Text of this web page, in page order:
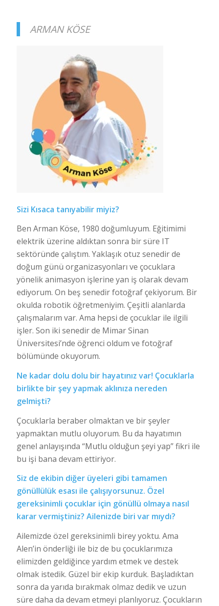
ARMAN KÖSE
Sizi Kısaca tanıyabilir miyiz?
Ben Arman Köse, 1980 doğumluyum. Eğitimimi
elektrik üzerine aldıktan sonra bir süre IT
sektöründe çalıştım. Yaklaşık otuz senedir de
doğum günü organizasyonları ve çocuklara
yönelik animasyon işlerine yan iş olarak devam
ediyorum. On beş senedir fotoğraf çekiyorum. Bir
okulda robotik öğretmeniyim. Çeşitli alanlarda
çalışmalarım var. Ama hepsi de çocuklar ile ilgili
işler. Son iki senedir de Mimar Sinan
Üniversitesi’nde öğrenci oldum ve fotoğraf
bölümünde okuyorum.
Ne kadar dolu dolu bir hayatınız var! Çocuklarla
birlikte bir şey yapmak aklınıza nereden
gelmişti?
Çocuklarla beraber olmaktan ve bir şeyler
yapmaktan mutlu oluyorum. Bu da hayatımın
genel anlayışında “Mutlu olduğun şeyi yap” fikri ile
bu işi bana devam ettiriyor.
Siz de ekibin diğer üyeleri gibi tamamen
gönüllülük esası ile çalışıyorsunuz. Özel
gereksinimli çocuklar için gönüllü olmaya nasıl
karar vermiştiniz? Ailenizde biri var mıydı?
Ailemizde özel gereksinimli birey yoktu. Ama
Alen’in önderliği ile biz de bu çocuklarımıza
elimizden geldiğince yardım etmek ve destek
olmak istedik. Güzel bir ekip kurduk. Başladıktan
sonra da yarıda bırakmak olmaz dedik ve uzun
süre daha da devam etmeyi planlıyoruz. Çocukların